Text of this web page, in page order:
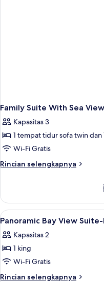
Family Suite With Sea View
Kapasitas 3
1 tempat tidur sofa twin dan
Wi-Fi Gratis
Rincian selengkapnya
Rincian
Family
Suite
With
View
Lihat
semua
foto
untuk
Panoramic
Bay
1
Panoramic Bay View
Kapasitas 2
1 king
Wi-Fi Gratis
Rincian selengkapnya
Rincian